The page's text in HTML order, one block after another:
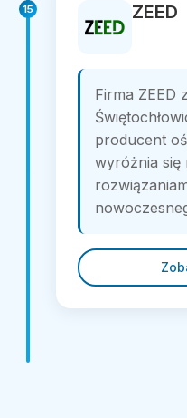
15 ZEED
Firma ZEED
producent
wyróżnia się